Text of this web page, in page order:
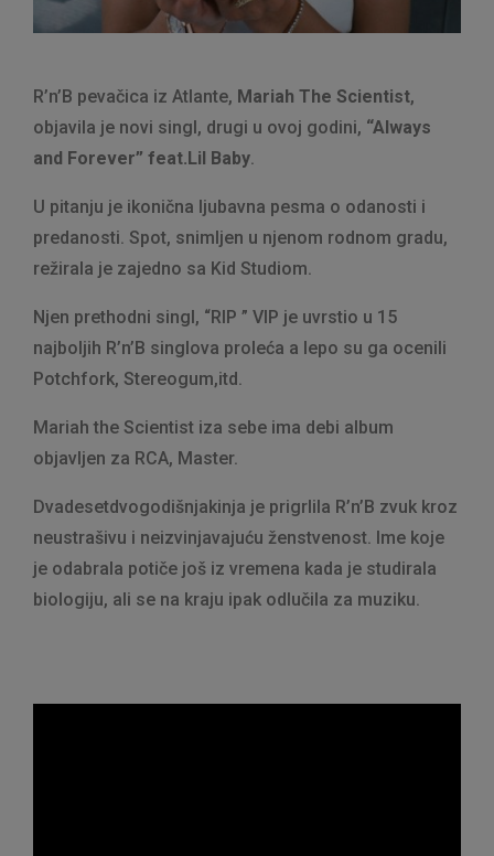
R’n’B pevačica iz Atlante, Mariah The Scientist,
objavila je novi singl, drugi u ovoj godini, “Always
and Forever” feat.Lil Baby.
U pitanju je ikonična ljubavna pesma o odanosti i
predanosti. Spot, snimljen u njenom rodnom gradu,
režirala je zajedno sa Kid Studiom.
Njen prethodni singl, “RIP ” VIP je uvrstio u 15
najboljih R’n’B singlova proleća a lepo su ga ocenili
Potchfork, Stereogum,itd.
Mariah the Scientist iza sebe ima debi album
objavljen za RCA, Master.
Dvadesetdvogodišnjakinja je prigrlila R’n’B zvuk kroz
neustrašivu i neizvinjavajuću ženstvenost. Ime koje
je odabrala potiče još iz vremena kada je studirala
biologiju, ali se na kraju ipak odlučila za muziku.